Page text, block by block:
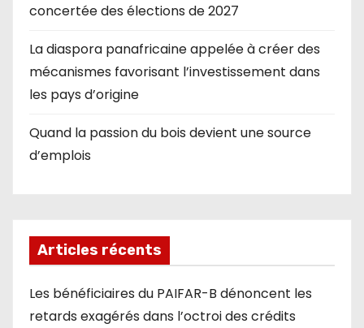
concertée des élections de 2027
La diaspora panafricaine appelée à créer des
mécanismes favorisant l’investissement dans
les pays d’origine
Quand la passion du bois devient une source
d’emplois
Articles récents
Les bénéficiaires du PAIFAR-B dénoncent les
retards exagérés dans l’octroi des crédits